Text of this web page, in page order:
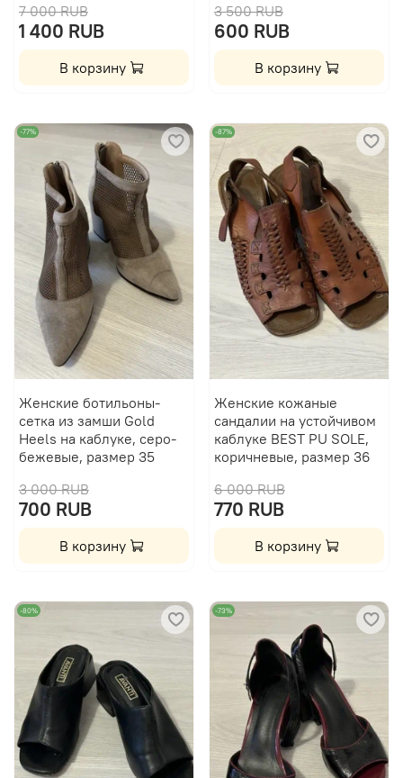
7 000 RUB
1 400 RUB
В корзину
3 500 RUB
600 RUB
В корзину
-77%
Женские ботильоны-
сетка из замши Gold
Heels на каблуке, серо-
бежевые, размер 35
3 000 RUB
700 RUB
В корзину
-87%
Женские кожаные
сандалии на устойчивом
каблуке BEST PU SOLE,
коричневые, размер 36
6 000 RUB
770 RUB
В корзину
-80% -73%